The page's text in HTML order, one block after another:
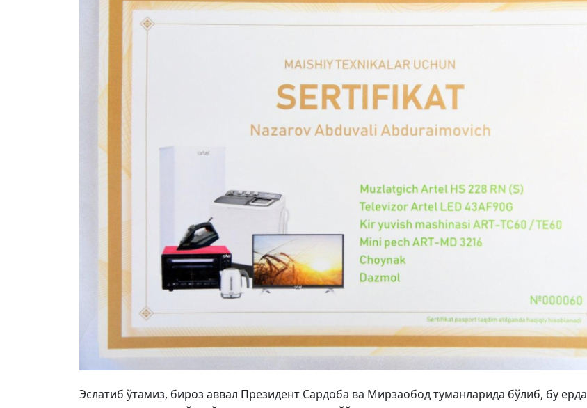
Эслатиб ўтамиз, бироз аввал Президент Сардоба ва Мирзаобод туманларида бўлиб, бу ерда